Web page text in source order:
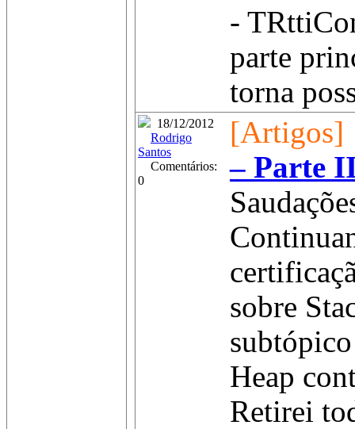
-
parte
torna
18/12/2012
Rodrigo
Santos
Comentários:
0
[Artigos]
– Parte
sobre
Heap
Retirei